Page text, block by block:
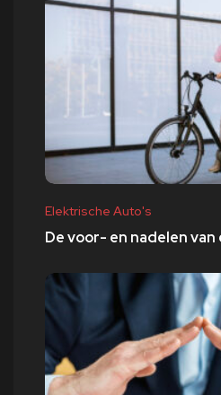
Elektrische Auto's
De voor- en nadelen van